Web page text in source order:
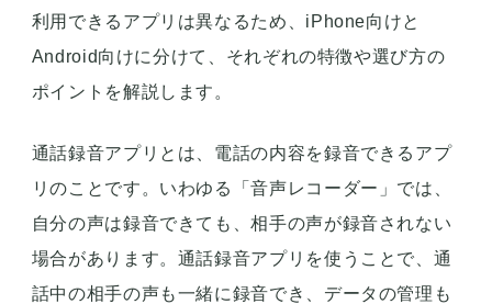
利用できるアプリは異なるため、iPhone向けと
Android向けに分けて、それぞれの特徴や選び方の
ポイントを解説します。
通話録音アプリとは、電話の内容を録音できるアプ
リのことです。いわゆる「音声レコーダー」では、
自分の声は録音できても、相手の声が録音されない
場合があります。通話録音アプリを使うことで、通
話中の相手の声も一緒に録音でき、データの管理も